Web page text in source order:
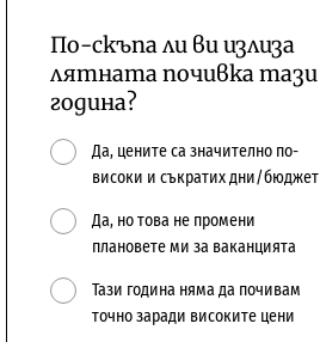
По-скъпа ли ви излиза
лятната почивка тази
година?
Да, цените са значително по-
високи и съкратих дни/бюджет
Да, но това не промени
плановете ми за ваканцията
Тази година няма да почивам
точно заради високите цени